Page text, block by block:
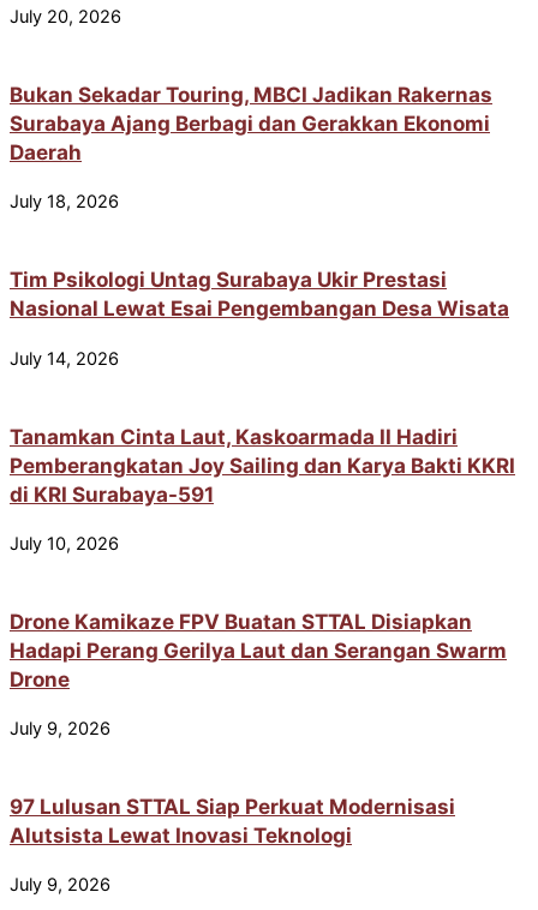
July 20, 2026
Bukan Sekadar Touring, MBCI Jadikan Rakernas
Surabaya Ajang Berbagi dan Gerakkan Ekonomi
Daerah
July 18, 2026
Tim Psikologi Untag Surabaya Ukir Prestasi
Nasional Lewat Esai Pengembangan Desa Wisata
July 14, 2026
Tanamkan Cinta Laut, Kaskoarmada II Hadiri
Pemberangkatan Joy Sailing dan Karya Bakti KKRI
di KRI Surabaya-591
July 10, 2026
Drone Kamikaze FPV Buatan STTAL Disiapkan
Hadapi Perang Gerilya Laut dan Serangan Swarm
Drone
July 9, 2026
97 Lulusan STTAL Siap Perkuat Modernisasi
Alutsista Lewat Inovasi Teknologi
July 9, 2026